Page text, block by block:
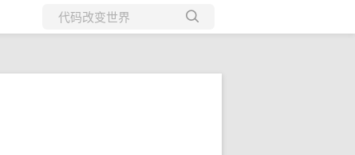
当前博客